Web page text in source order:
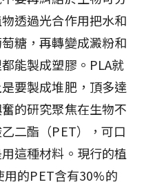
透過光合作用把水和
糖，再轉變成澱粉和
能製成塑膠。PLA就
要製成堆肥，頂多達
的研究聚焦在生物不
二酯（PET），可口
這種材料。現行的植
的PET含有30%的